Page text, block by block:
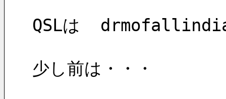
QSLは
少し前は・・・